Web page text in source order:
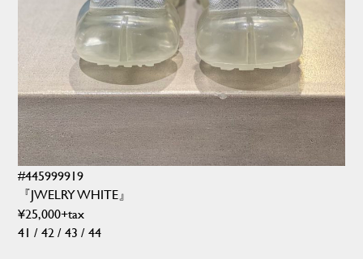
#445999919
『JWELRY WHITE』
¥25,000+tax
41 / 42 / 43 / 44